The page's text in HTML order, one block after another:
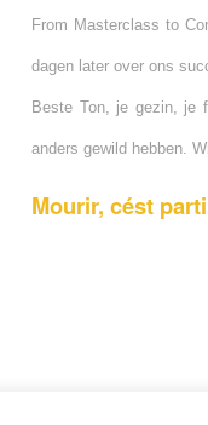
From Masterclass to
dagen later over ons
Beste Ton, je gezin, je
anders gewild hebben.
Mourir, cést